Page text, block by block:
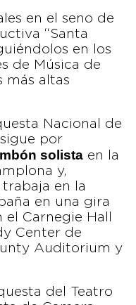
en el seno de
“Santa
en los
de Música de
más altas
Nacional de
por
solistaen la
y,
trabaja en la
en una gira
Carnegie Hall
Center de
Auditorium y
del Teatro